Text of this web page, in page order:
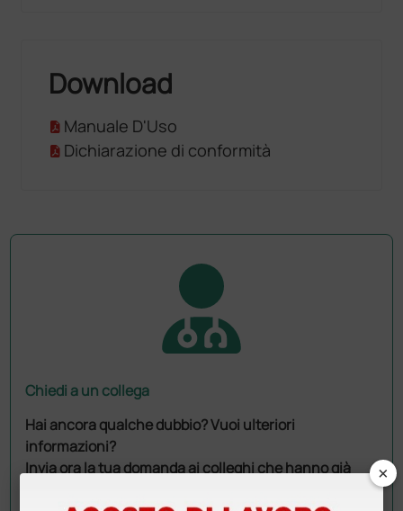
Download
Manuale D'Uso
Dichiarazione di conformità
Chiedi a un collega
Hai ancora qualche dubbio? Vuoi ulteriori
informazioni?
Invia ora la tua domanda ai colleghi che hanno già
×